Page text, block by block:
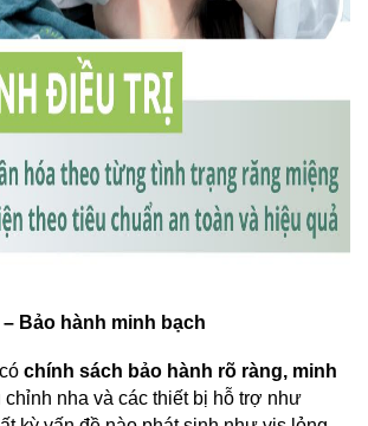
Bảo hành minh bạch
chính sách bảo hành rõ ràng, minh
chỉnh nha và các thiết bị hỗ trợ như